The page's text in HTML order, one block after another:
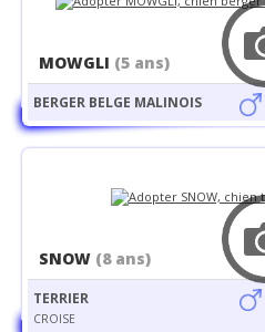
MOWGLI (5 ans)
BERGER BELGE MALINOIS
SNOW (8 ans)
TERRIER
CROISE